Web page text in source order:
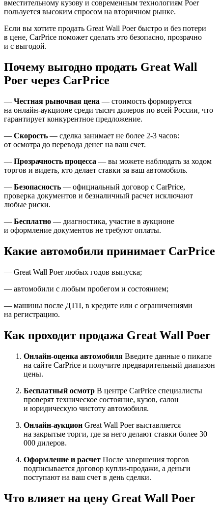
вместительному кузову и современным технологиям Poer
пользуется высоким спросом на вторичном рынке.
Если вы хотите продать Great Wall Poer быстро и без потери
в цене, CarPrice поможет сделать это безопасно, прозрачно
и с выгодой.
Почему выгодно продать Great Wall
Poer через CarPrice
— Честная рыночная цена — стоимость формируется
на онлайн-аукционе среди тысяч дилеров по всей России, что
гарантирует конкурентное предложение.
— Скорость — сделка занимает не более 2-3 часов:
от осмотра до перевода денег на ваш счет.
— Прозрачность процесса — вы можете наблюдать за ходом
торгов и видеть, кто делает ставки за ваш автомобиль.
— Безопасность — официальный договор с CarPrice,
проверка документов и безналичный расчет исключают
любые риски.
— Бесплатно — диагностика, участие в аукционе
и оформление документов не требуют оплаты.
Какие автомобили принимает CarPrice
— Great Wall Poer любых годов выпуска;
— автомобили с любым пробегом и состоянием;
— машины после ДТП, в кредите или с ограничениями
на регистрацию.
Как проходит продажа Great Wall Poer
Онлайн-оценка автомобиля Введите данные о пикапе
на сайте CarPrice и получите предварительный диапазон
цены.
Бесплатный осмотр В центре CarPrice специалисты
проверят техническое состояние, кузов, салон
и юридическую чистоту автомобиля.
Онлайн-аукцион Great Wall Poer выставляется
на закрытые торги, где за него делают ставки более 30
000 дилеров.
Оформление и расчет После завершения торгов
подписывается договор купли-продажи, а деньги
поступают на ваш счет в день сделки.
Что влияет на цену Great Wall Poer